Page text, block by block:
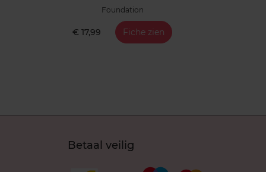
Foundation
€ 17,99 Fiche zien
Betaal veilig